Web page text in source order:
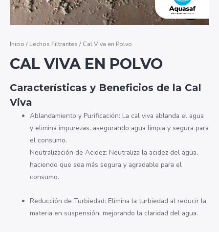
Inicio / Lechos Filtrantes / Cal Viva en Polvo
CAL VIVA EN POLVO
Características y Beneficios de la Cal
Viva
Ablandamiento y Purificación: La cal viva ablanda el agua
y elimina impurezas, asegurando agua limpia y segura para
el consumo.
Neutralización de Acidez: Neutraliza la acidez del agua,
haciendo que sea más segura y agradable para el
consumo.
Reducción de Turbiedad: Elimina la turbiedad al reducir la
materia en suspensión, mejorando la claridad del agua.